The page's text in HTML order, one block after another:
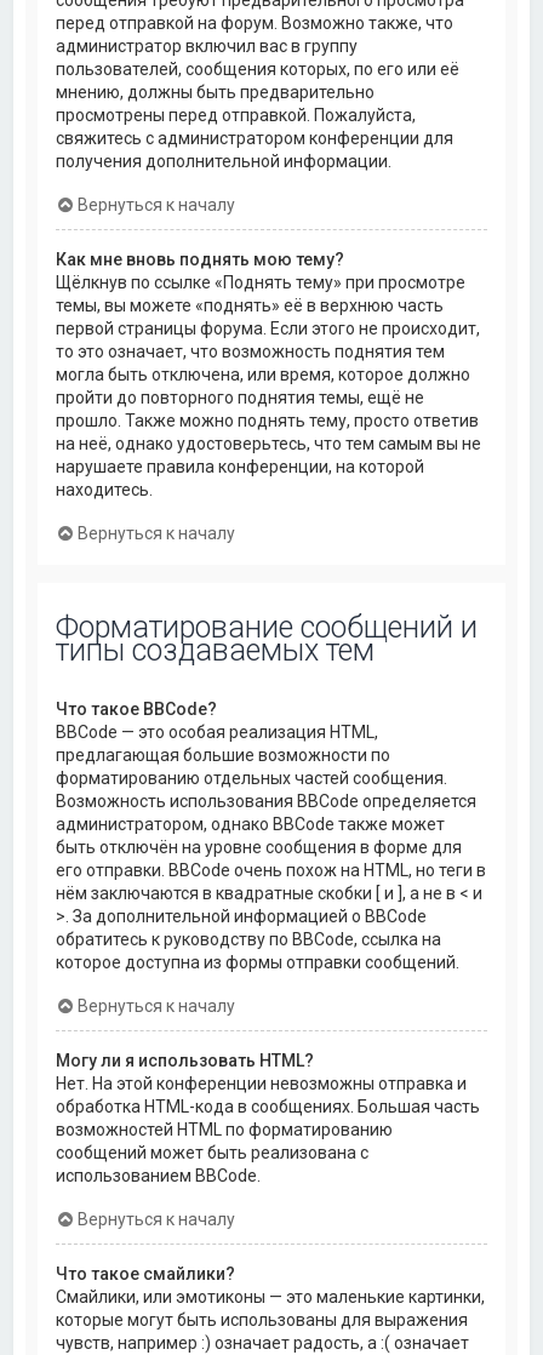
перед отправкой на форум. Возможно также, что
администратор включил вас в группу
пользователей, сообщения которых, по его или её
мнению, должны быть предварительно
просмотрены перед отправкой. Пожалуйста,
свяжитесь с администратором конференции для
получения дополнительной информации.
Вернуться к началу
Как мне вновь поднять мою тему?
Щёлкнув по ссылке «Поднять тему» при просмотре
темы, вы можете «поднять» её в верхнюю часть
первой страницы форума. Если этого не происходит,
то это означает, что возможность поднятия тем
могла быть отключена, или время, которое должно
пройти до повторного поднятия темы, ещё не
прошло. Также можно поднять тему, просто ответив
на неё, однако удостоверьтесь, что тем самым вы не
нарушаете правила конференции, на которой
находитесь.
Вернуться к началу
Форматирование сообщений и
типы создаваемых тем
Что такое BBCode?
BBCode — это особая реализация HTML,
предлагающая большие возможности по
форматированию отдельных частей сообщения.
Возможность использования BBCode определяется
администратором, однако BBCode также может
быть отключён на уровне сообщения в форме для
его отправки. BBCode очень похож на HTML, но теги в
нём заключаются в квадратные скобки [ и ], а не в < и
>. За дополнительной информацией о BBCode
обратитесь к руководству по BBCode, ссылка на
которое доступна из формы отправки сообщений.
Вернуться к началу
Могу ли я использовать HTML?
Нет. На этой конференции невозможны отправка и
обработка HTML-кода в сообщениях. Большая часть
возможностей HTML по форматированию
сообщений может быть реализована с
использованием BBCode.
Вернуться к началу
Что такое смайлики?
Смайлики, или эмотиконы — это маленькие картинки,
которые могут быть использованы для выражения
чувств, например :) означает радость, а :( означает